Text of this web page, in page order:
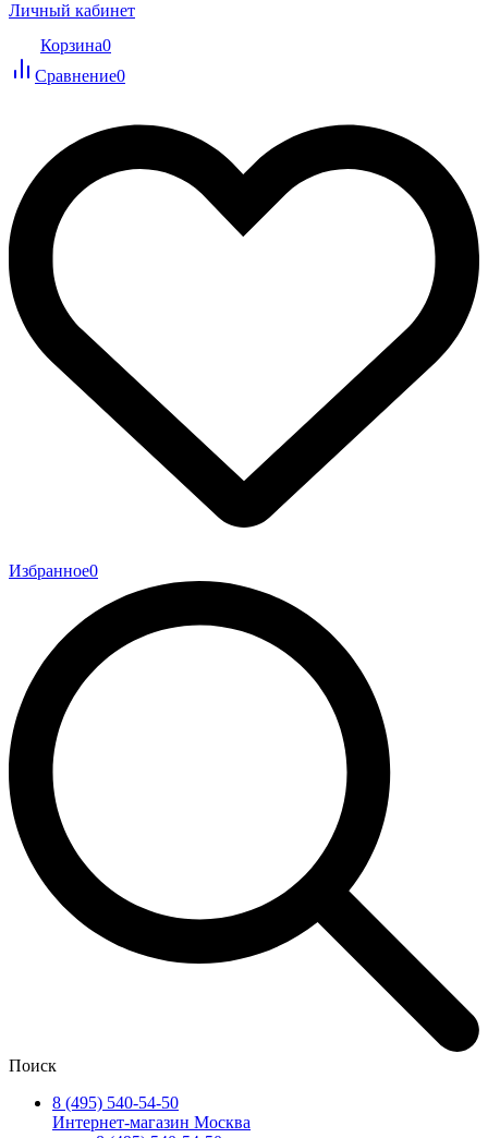
Личный кабинет
Корзина0
Сравнение0
Избранное0
Поиск
8 (495) 540-54-50
Интернет-магазин Москва